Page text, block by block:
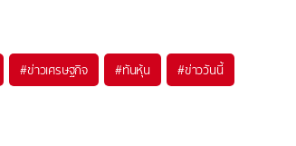
#ข่าวเศรษฐกิจ #ทันหุ้น #ข่าววันนี้